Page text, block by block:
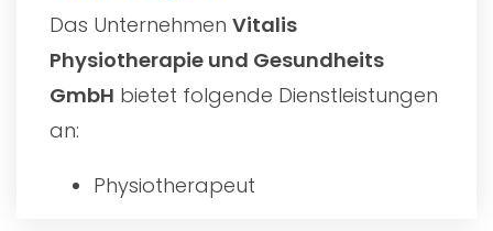
Das Unternehmen Vitalis
Physiotherapie und Gesundheits
GmbH bietet folgende Dienstleistungen
an:
Physiotherapeut